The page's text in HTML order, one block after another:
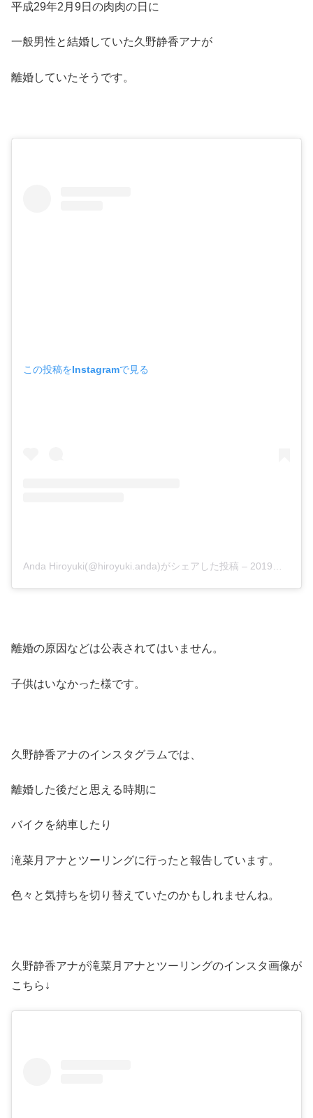
平成29年2月9日の肉肉の日に
一般男性と結婚していた久野静香アナが
離婚していたそうです。
この投稿をInstagramで見る
Anda Hiroyuki(@hiroyuki.anda)がシェアした投稿 – 2019年12月月29日午前11時15分PST
離婚の原因などは公表されてはいません。
子供はいなかった様です。
久野静香アナのインスタグラムでは、
離婚した後だと思える時期に
バイクを納車したり
滝菜月アナとツーリングに行ったと報告しています。
色々と気持ちを切り替えていたのかもしれませんね。
久野静香アナが滝菜月アナとツーリングのインスタ画像が
こちら↓